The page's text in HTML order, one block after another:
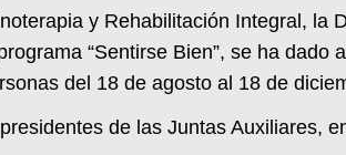
y Rehabilitación Integral, la
“Sentirse Bien”, se ha dado
del 18 de agosto al 18 de
de las Juntas Auxiliares,